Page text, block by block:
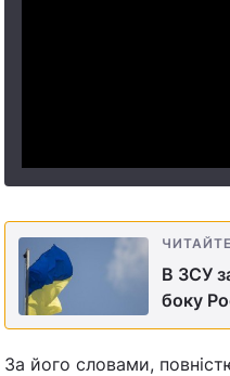
В ЗСУ
боку
За його словами,